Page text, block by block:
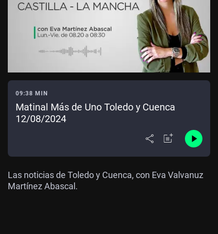
09:38 MIN
Matinal Más de Uno Toledo y Cuenca
12/08/2024
Las noticias de Toledo y Cuenca, con Eva Valvanuz
Martínez Abascal.